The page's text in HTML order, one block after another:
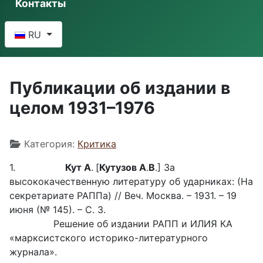
Контакты
RU
Публикации об издании в
целом 1931–1976
Информация о материале
Категория: Критика
1. Кут А. [Кутузов А.В.] За
высококачественную литературу об ударниках: (На
секретариате РАППа) // Веч. Москва. – 1931. – 19
июня (№ 145). – С. 3.
Решение об издании РАПП и ИЛИЯ КА
«марксистского историко-литературного
журнала».